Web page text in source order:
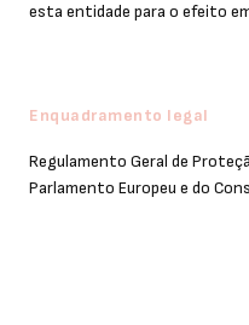
esta entidade para o efeito
Enquadramento legal
Regulamento Geral de
Parlamento Europeu e do